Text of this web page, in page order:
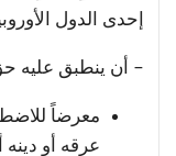
إحدى الدول
– أن ينطبق عليه
معرضاً
عرقه أو دينه